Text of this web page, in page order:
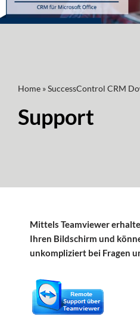
Home »SuccessControl CRM
Support
Mittels Teamviewer
Ihren Bildschirm und
unkompliziert bei Fragen